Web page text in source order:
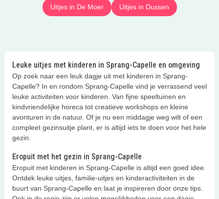
Uitjes in De Moer Uitjes in Dussen
Leuke uitjes met kinderen in Sprang-Capelle en omgeving
Op zoek naar een leuk dagje uit met kinderen in Sprang-
Capelle? In en rondom Sprang-Capelle vind je verrassend veel
leuke activiteiten voor kinderen. Van fijne speeltuinen en
kindvriendelijke horeca tot creatieve workshops en kleine
avonturen in de natuur. Of je nu een middagje weg wilt of een
compleet gezinsuitje plant, er is altijd iets te doen voor het hele
gezin.
Eropuit met het gezin in Sprang-Capelle
Eropuit met kinderen in Sprang-Capelle is altijd een goed idee.
Ontdek leuke uitjes, familie-uitjes en kinderactiviteiten in de
buurt van Sprang-Capelle en laat je inspireren door onze tips.